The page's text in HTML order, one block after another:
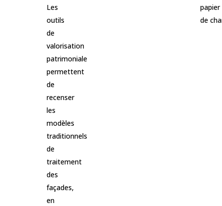
Les
outils
de
valorisation
patrimoniale
permettent
de
recenser
les
modèles
traditionnels
de
traitement
des
façades,
en
de